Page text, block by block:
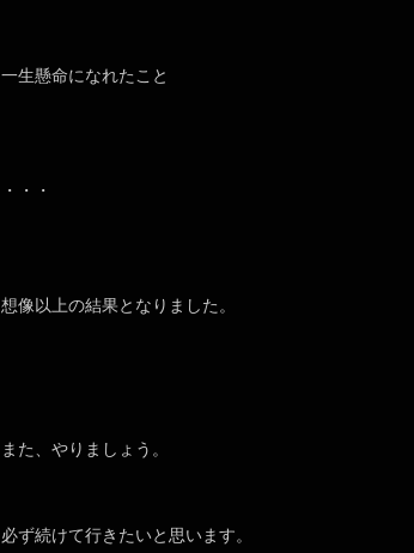
一生懸命になれたこと
・・・
想像以上の結果となりました。
また、やりましょう。
必ず続けて行きたいと思います。